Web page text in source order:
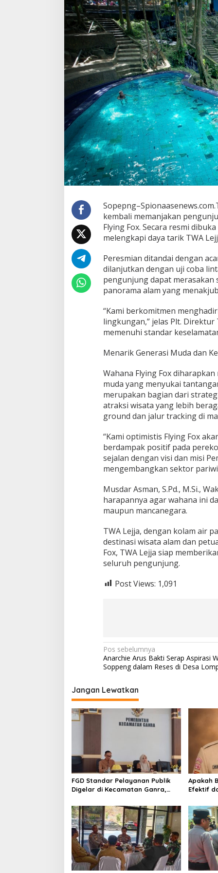
Alam
kembali memanjakan
Flying Fox. Secara resmi
melengkapi daya tarik TWA
Peresmian ditandai dengan
dilanjutkan dengan uji coba
pengunjung dapat merasakan
panorama alam yang
“Kami berkomitmen
lingkungan,” jelas Plt. Direktur
memenuhi standar
Menarik Generasi Muda dan
Wahana Flying Fox
muda yang menyukai
merupakan bagian dari
atraksi wisata yang lebih
ground dan jalur tracking di
“Kami optimistis Flying Fox
berdampak positif pada
sejalan dengan visi dan misi
mengembangkan sektor
Musdar Asman, S.Pd., M.Si.,
harapannya agar wahana ini
maupun mancanegara.
TWA Lejja, dengan kolam air
destinasi wisata alam dan
Fox, TWA Lejja siap
seluruh pengunjung.
Post Views: 1,091
Navigasi
pos
Pos sebelumnya
Anarchie Arus Bakti Serap Aspirasi
Soppeng dalam Reses di Desa
Jangan Lewatkan
FGD Standar Pelayanan Publik
Digelar di Kecamatan Ganra,
Komitmen Pelayanan
Transparan, Akuntabel, dan
Cepat
Apakah
Efektif